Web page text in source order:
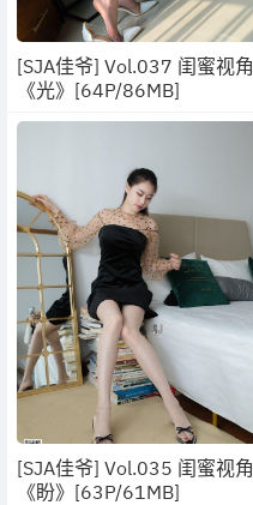
[SJA佳爷] Vol.037 闺蜜视角
《光》[64P/86MB]
[SJA佳爷] Vol.035 闺蜜视角
《盼》[63P/61MB]